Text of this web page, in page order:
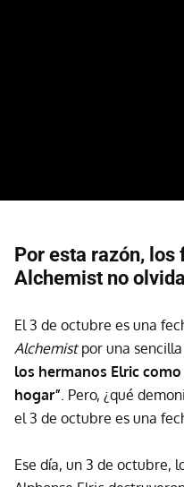
Por esta razón,
Alchemist no
El 3 de octubre es una
Alchemistpor una
los hermanos Elric
hogar”. Pero, ¿qué
el 3 de octubre es una
Ese día, un 3 de octubre,